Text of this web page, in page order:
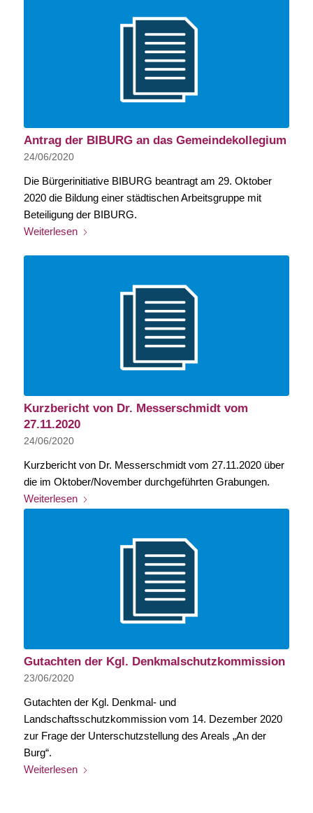
Antrag der BIBURG an das Gemeindekollegium
24/06/2020
Die Bürgerinitiative BIBURG beantragt am 29. Oktober
2020 die Bildung einer städtischen Arbeitsgruppe mit
Beteiligung der BIBURG.
Weiterlesen
Kurzbericht von Dr. Messerschmidt vom
27.11.2020
24/06/2020
Kurzbericht von Dr. Messerschmidt vom 27.11.2020 über
die im Oktober/November durchgeführten Grabungen.
Weiterlesen
Gutachten der Kgl. Denkmalschutzkommission
23/06/2020
Gutachten der Kgl. Denkmal- und
Landschaftsschutzkommission vom 14. Dezember 2020
zur Frage der Unterschutzstellung des Areals „An der
Burg“.
Weiterlesen